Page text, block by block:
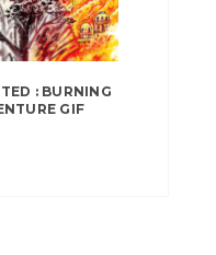
: BURNING
GIF